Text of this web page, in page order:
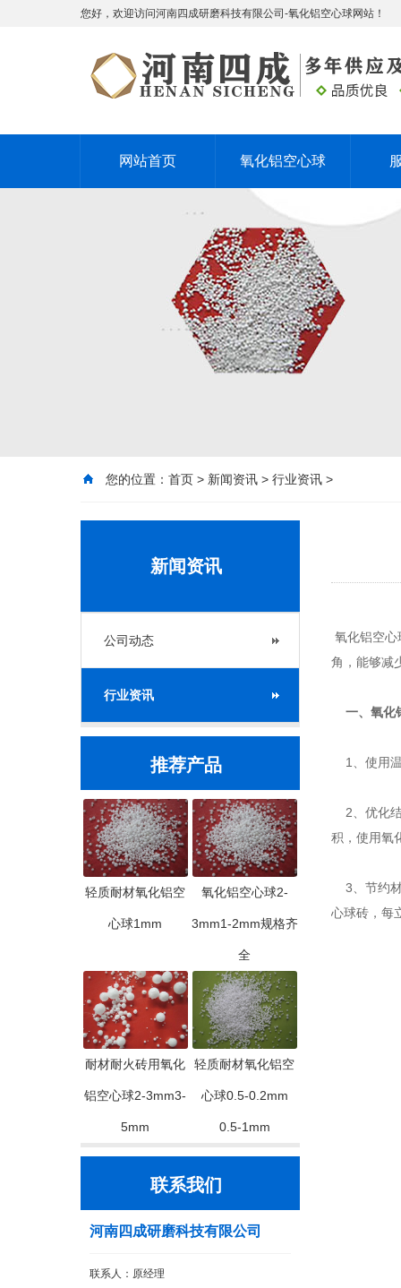
您好，欢迎访问河南四成研磨科技有限公司-氧化铝空心球网站！
网站首页 氧化铝空心球
您的位置： 首页 > 新闻资讯 > 行业资讯 >
新闻资讯
公司动态
行业资讯
推荐产品
轻质耐材氧化铝空
心球1mm
氧化铝空心球2-
3mm1-2mm规格齐
全
耐材耐火砖用氧化
铝空心球2-3mm3-
5mm
轻质耐材氧化铝空
心球0.5-0.2mm
0.5-1mm
联系我们
河南四成研磨科技有限公司
联系人：原经理
氧化铝空心
角，能够减
一、氧化
1、使用温
2、优化结
积，使用氧
3、节约材
心球砖，每